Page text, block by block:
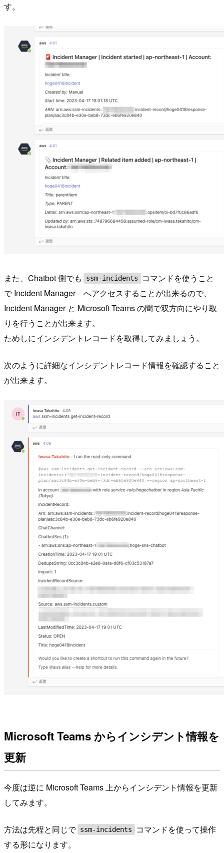
す。
また、Chatbot 側でも ssm-incidents
コマンドを使うこと
で Incident Manager へアクセスすることが出来るので、
Incident Manager と Microsoft Teams の間で双方向にやり取
りを行うことが出来ます。
ためしにインシデントレコードを取得してみましょう。
次のように詳細なインシデントレコード情報を確認すること
が出来ます。
Microsoft Teams からインシデント情報を
更新
今度は逆に Microsoft Teams 上からインシデント情報を更新
してみます。
方法は先程と同じで ssm-incidents
コマンドを使って操作
する形になります。